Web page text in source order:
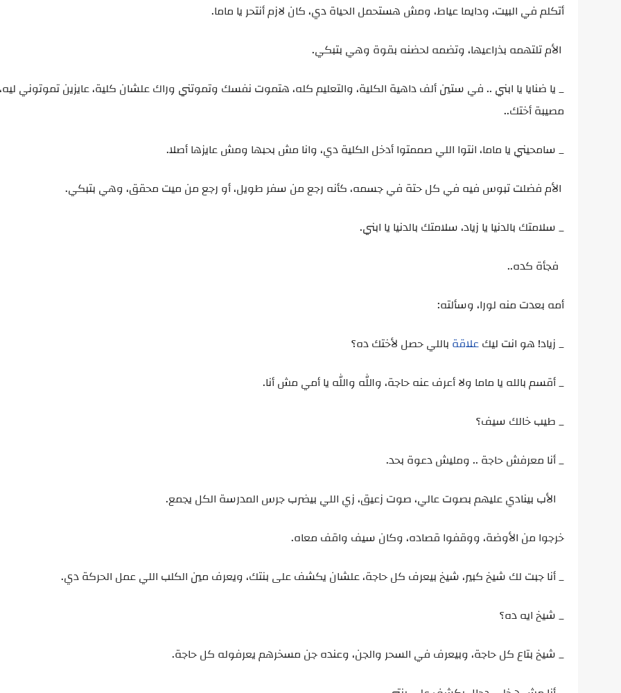
أتكلم في البيت، ودايما عياط، ومش هستحمل الحياة دي، كان لازم أنتحر يا ماما.
الأم تلتهمه بذراعيها، وتضمه لحضنه بقوة وهي بتبكي.
_ يا ضنايا يا ابني .. في ستين ألف داهية الكلية، والتعليم كله، هتموت نفسك وتموتني وراك علشان كلية، عايزين تموتوني
مصيبة أختك..
_ سامحيني يا ماما، انتوا اللي صممتوا أدخل الكلية دي، وانا مش بحبها ومش عايزها أصلا.
الأم فضلت تبوس فيه في كل حتة في جسمه، كأنه رجع من سفر طويل، أو رجع من ميت محقق، وهي بتبكي.
_ سلامتك بالدنيا يا زياد، سلامتك بالدنيا يا ابني.
فجأة كده..
أمه بعدت منه لورا، وسألته:
_ زياد! هو انت ليكعلاقة باللي حصل لأختك ده؟
_ أقسم بالله يا ماما ولا أعرف عنه حاجة، والله والله يا أمي مش أنا.
_ طيب خالك سيف؟
_ أنا معرفش حاجة .. ومليش دعوة بحد.
الأب بينادي عليهم بصوت عالي، صوت زعيق، زي اللي بيضرب جرس المدرسة الكل يجمع.
خرجوا من الأوضة، ووقفوا قصاده، وكان سيف واقف معاه.
_ أنا جبت لك شيخ كبير، شيخ بيعرف كل حاجة، علشان يكشف على بنتك، ويعرف مين الكلب اللي عمل الحركة دي.
_ شيخ ايه ده؟
_ شيخ بتاع كل حاجة، وبيعرف في السحر والجن، وعنده جن مسخرهم يعرفوله كل حاجة.